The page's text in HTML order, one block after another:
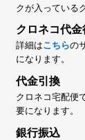
クが入っている
クロネコ代
詳細はこちらの
になります。
代金引換
クロネコ宅配便
要になります。
銀行振込